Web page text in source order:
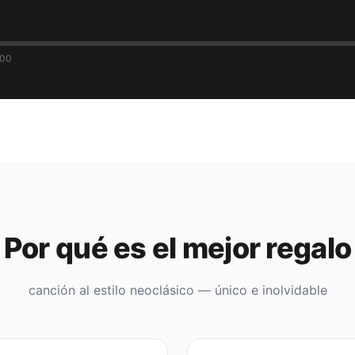
Por qué es el mejor regalo
canción al estilo neoclásico — único e inolvidable